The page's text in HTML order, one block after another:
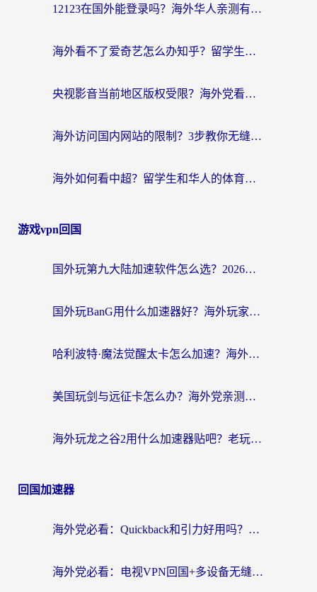
12123在国外能登录吗？海外华人亲测有效的回国加速器选择指南
海外看不了爱奇艺怎么办知乎？留学生亲测有效的回国加速方案
央视影音当前地区版权受限？海外党看国内剧、追电视台的终极解决方案
海外访问国内网站的限制？3步教你无缝解锁国内资源（附实测最优工具）
海外如何看中超？留学生和华人的体育赛事观看终极指南（附欧洲杯奥运会观看技巧）
游戏vpn回国
国外玩第九大陆加速软件怎么选？2026终极指南帮你告别延迟卡顿
国外玩BanG用什么加速器好？海外玩家亲测的国服游戏加速终极方案
哈利波特·魔法觉醒太卡怎么加速？海外党亲测有效的国服游戏加速指南
美国玩剑与远征卡怎么办？海外党亲测有效的国服游戏加速指南
海外玩龙之谷2用什么加速器贴吧？老玩家实测推荐，附新加坡猎魂觉醒国外剑与远征加速攻略
回国加速器
海外党必看：Quickback和引力好用吗？3分钟搞懂回国加速器怎么选
海外党必看：电视VPN回国+多设备无缝访问国内资源的实用指南